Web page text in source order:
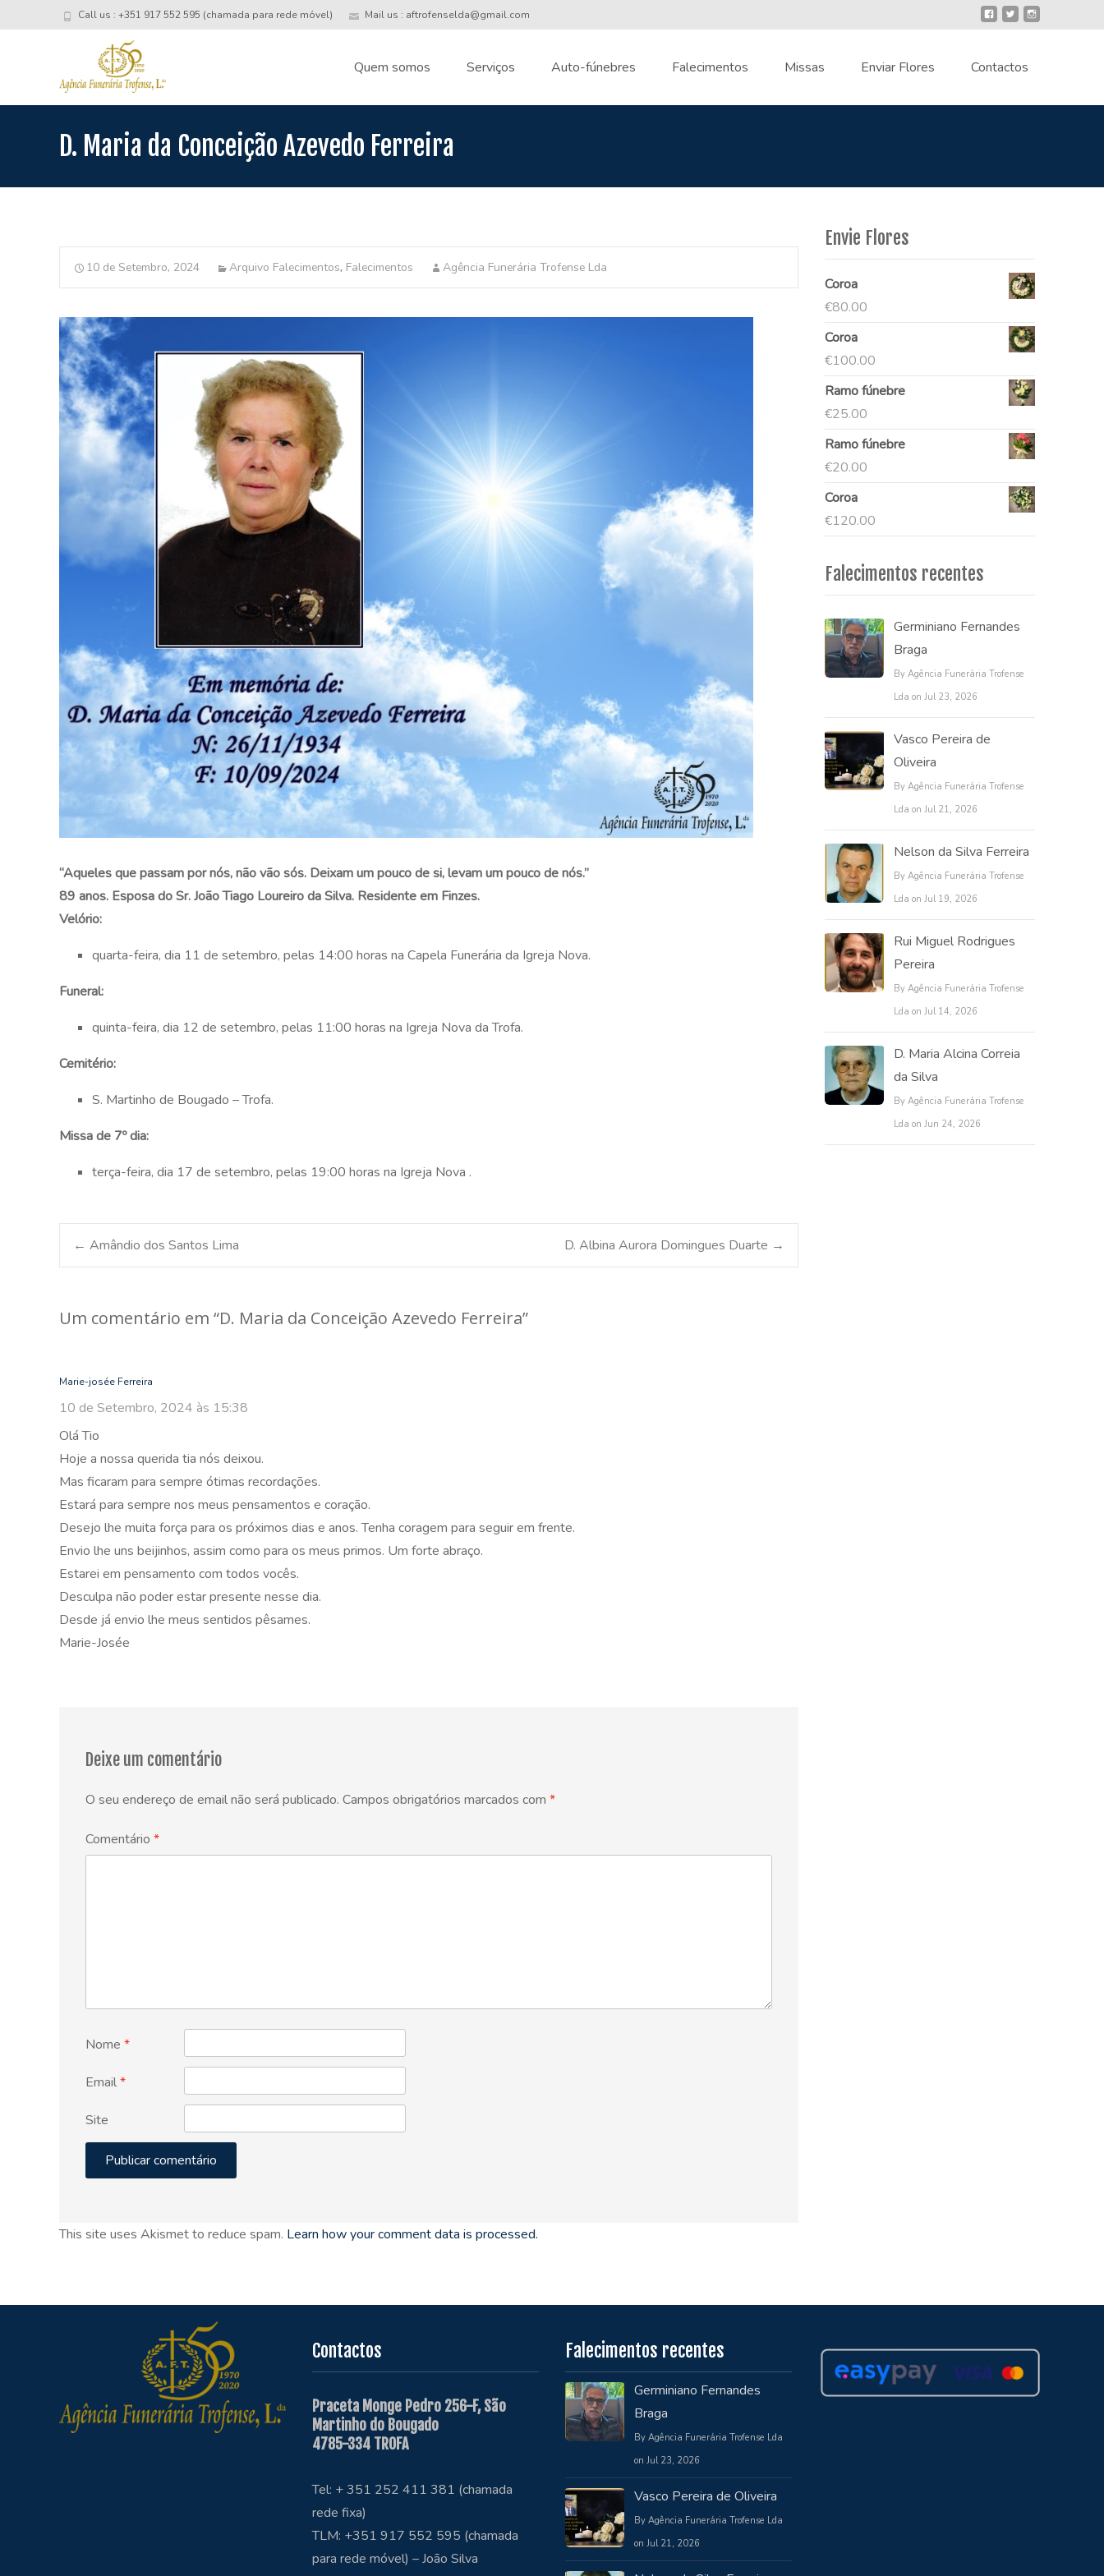
Call us : +351 917 552 595 (chamada para rede móvel) Mail us : aftrofenselda@gmail.com
Quem somos Serviços Auto-fúnebres Falecimentos Missas Enviar Flores Contactos
D. Maria da Conceição Azevedo Ferreira
10 de Setembro, 2024 Arquivo Falecimentos, Falecimentos Agência Funerária Trofense Lda
“Aqueles que passam por nós, não vão sós. Deixam um pouco de si, levam um pouco de nós.”
89 anos. Esposa do Sr. João Tiago Loureiro da Silva. Residente em Finzes.
Velório:
quarta-feira, dia 11 de setembro, pelas 14:00 horas na Capela Funerária da Igreja Nova.
Funeral:
quinta-feira, dia 12 de setembro, pelas 11:00 horas na Igreja Nova da Trofa.
Cemitério:
S. Martinho de Bougado – Trofa.
Missa de 7º dia:
terça-feira, dia 17 de setembro, pelas 19:00 horas na Igreja Nova .
Post
navigation
← Amândio dos Santos Lima D. Albina Aurora Domingues Duarte →
Um comentário em “D. Maria da Conceição Azevedo Ferreira”
Marie-josée Ferreira
10 de Setembro, 2024 às 15:38
Olá Tio
Hoje a nossa querida tia nós deixou.
Mas ficaram para sempre ótimas recordações.
Estará para sempre nos meus pensamentos e coração.
Desejo lhe muita força para os próximos dias e anos. Tenha coragem para seguir em frente.
Envio lhe uns beijinhos, assim como para os meus primos. Um forte abraço.
Estarei em pensamento com todos vocês.
Desculpa não poder estar presente nesse dia.
Desde já envio lhe meus sentidos pêsames.
Marie-Josée
Deixe um comentário
O seu endereço de email não será publicado. Campos obrigatórios marcados com *
Comentário *
Nome *
Email*
Site
This site uses Akismet to reduce spam. Learn how your comment data is processed.
Envie Flores
Coroa
€80.00
Coroa
€100.00
Ramo fúnebre
€25.00
Ramo fúnebre
€20.00
Coroa
€120.00
Falecimentos recentes
Germiniano Fernandes
Braga
By Agência Funerária Trofense
Lda on Jul 23, 2026
Vasco Pereira de
Oliveira
By Agência Funerária Trofense
Lda on Jul 21, 2026
Nelson da Silva Ferreira
By Agência Funerária Trofense
Lda on Jul 19, 2026
Rui Miguel Rodrigues
Pereira
By Agência Funerária Trofense
Lda on Jul 14, 2026
D. Maria Alcina Correia
da Silva
By Agência Funerária Trofense
Lda on Jun 24, 2026
Contactos
Praceta Monge Pedro 256-F, São
Martinho do Bougado
4785-334 TROFA
Tel: + 351 252 411 381 (chamada
rede fixa)
TLM: +351 917 552 595 (chamada
para rede móvel) – João Silva
Falecimentos recentes
Germiniano Fernandes
Braga
By Agência Funerária Trofense Lda
on Jul 23, 2026
Vasco Pereira de Oliveira
By Agência Funerária Trofense Lda
on Jul 21, 2026